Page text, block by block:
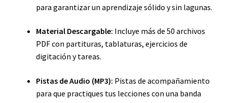
para garantizar un aprendizaje sólido y sin lagunas.
Material Descargable: Incluye más de 50 archivos
PDF con partituras, tablaturas, ejercicios de
digitación y tareas.
Pistas de Audio (MP3): Pistas de acompañamiento
para que practiques tus lecciones con una banda